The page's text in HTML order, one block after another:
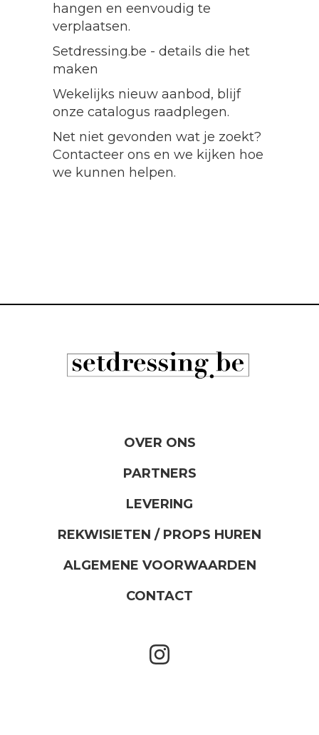
hangen en eenvoudig te
verplaatsen.
Setdressing.be - details die het
maken
Wekelijks nieuw aanbod, blijf
onze catalogus raadplegen.
Net niet gevonden wat je zoekt?
Contacteer ons en we kijken hoe
we kunnen helpen.
OVER ONS
PARTNERS
LEVERING
REKWISIETEN / PROPS HUREN
ALGEMENE VOORWAARDEN
CONTACT